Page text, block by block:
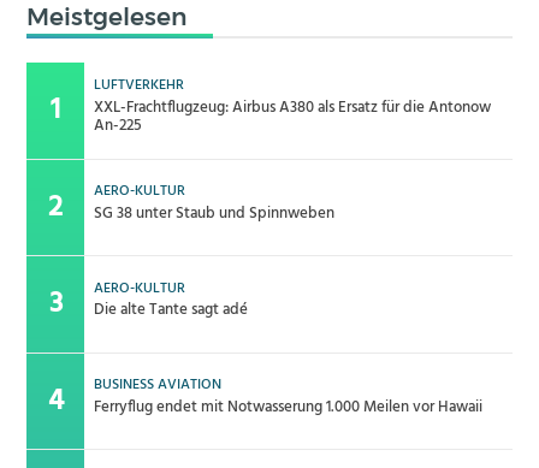
Meistgelesen
LUFTVERKEHR
XXL-Frachtflugzeug: Airbus A380 als Ersatz für die Antonow
An-225
AERO-KULTUR
SG 38 unter Staub und Spinnweben
AERO-KULTUR
Die alte Tante sagt adé
BUSINESS AVIATION
Ferryflug endet mit Notwasserung 1.000 Meilen vor Hawaii